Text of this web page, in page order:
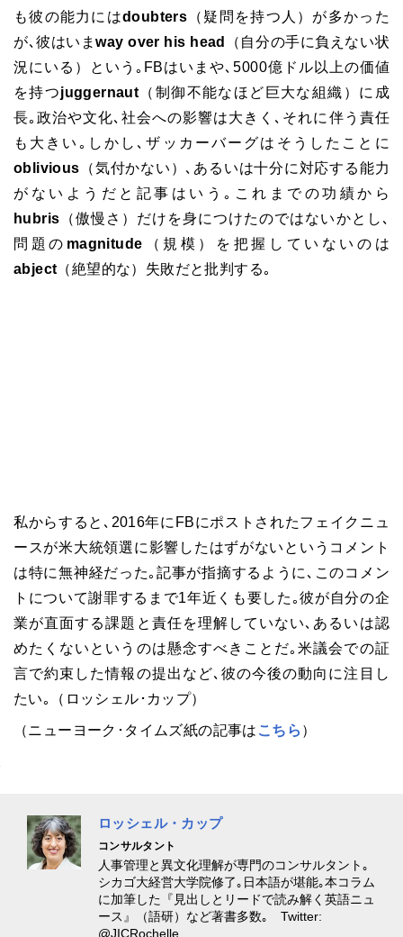
も彼の能力にはdoubters （疑問を持つ人）が多かった
が､彼はいまway over his head
（自分の手に負えない状
況にいる）という｡FBはいまや､5000億ドル以上の価値
を持つjuggernaut （制御不能なほど巨大な組織）に成
長｡政治や文化､社会への影響は大きく､それに伴う責任
も大きい｡しかし､ザッカーバーグはそうしたことに
oblivious （気付かない）､あるいは十分に対応する能力
がないようだと記事はいう｡これまでの功績から
hubris （傲慢さ）だけを身につけたのではないかとし､
問題の magnitude （規模）を把握していないのは
abject （絶望的な）失敗だと批判する｡
私からすると､2016年にFBにポストされたフェイクニュ
ースが米大統領選に影響したはずがないというコメント
は特に無神経だった｡記事が指摘するように､このコメン
トについて謝罪するまで1年近くも要した｡彼が自分の企
業が直面する課題と責任を理解していない､あるいは認
めたくないというのは懸念すべきことだ｡米議会での証
言で約束した情報の提出など､彼の今後の動向に注目し
たい｡（ロッシェル･カップ）
（ニューヨーク･タイムズ紙の記事は こちら ）
ロッシェル・カップ
コンサルタント
人事管理と異文化理解が専門のコンサルタント｡
シカゴ大経営大学院修了｡日本語が堪能｡本コラム
に加筆した『見出しとリードで読み解く英語ニュ
ース』（語研）など著書多数｡ Twitter:
@JICRochelle